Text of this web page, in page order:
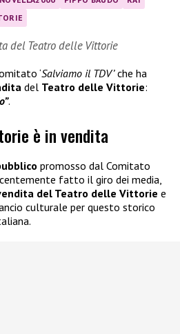
del Teatro delle Vittorie
‘Salviamo il TDV’che ha
del Teatro delle Vittorie:
.
è in vendita
promosso dal Comitato
fatto il giro dei media,
del Teatro delle Vittorie e
culturale per questo storico